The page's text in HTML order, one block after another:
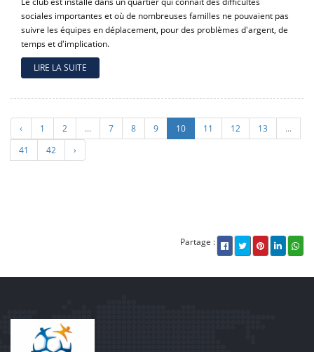
sociales importantes et où de nombreuses familles ne pouvaient pas
suivre les équipes en déplacement, pour des problèmes d'argent, de
temps et d'implication.
LIRE LA SUITE
‹ 1 2 ... 7 8 9 10 11 12 13
...
41
42 ›
Partage :